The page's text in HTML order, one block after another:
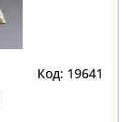
Код: 19641